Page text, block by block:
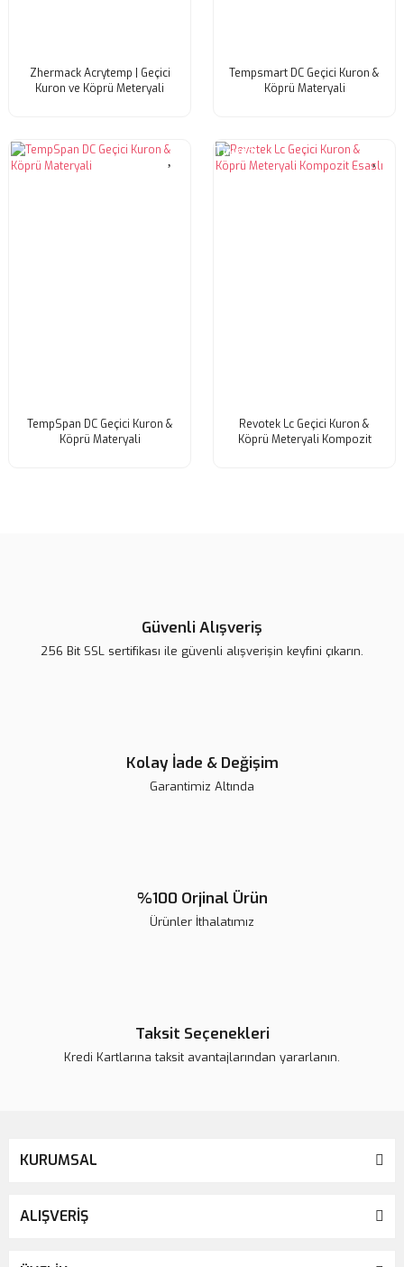
Zhermack Acrytemp | Geçici
Kuron ve Köprü Meteryali
Tempsmart DC Geçici Kuron &
Köprü Materyali
TempSpan DC Geçici Kuron &
Köprü Materyali
Tükendi
Revotek Lc Geçici Kuron &
Köprü Meteryali Kompozit
Güvenli Alışveriş
256 Bit SSL sertifikası ile güvenli alışverişin keyfini çıkarın.
Kolay İade & Değişim
Garantimiz Altında
%100 Orjinal Ürün
Ürünler İthalatımız
Taksit Seçenekleri
Kredi Kartlarına taksit avantajlarından yararlanın.
KURUMSAL
ALIŞVERİŞ